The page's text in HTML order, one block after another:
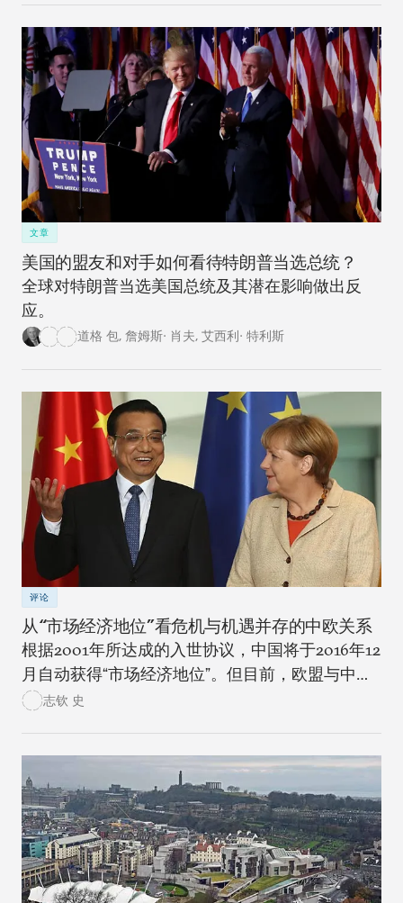
文章
美国的盟友和对手如何看待特朗普当选总统？
全球对特朗普当选美国总统及其潜在影响做出反
应。
道格 包, 詹姆斯· 肖夫, 艾西利· 特利斯
评论
从“市场经济地位”看危机与机遇并存的中欧关系
根据2001年所达成的入世协议，中国将于2016年12
月自动获得“市场经济地位”。但目前，欧盟与中国
却因此而观点差异巨大，引发了各界人士的热议。
志钦 史